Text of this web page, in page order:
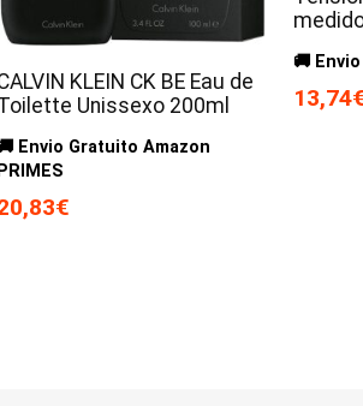
KLEIN CK BE Eau de
Unissexo 200ml
Envio Gratuito Amazon
PRIMES
🚚